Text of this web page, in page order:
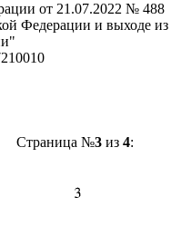
от 21.07.2022 № 488
Федерации и выходе из
Страница №3из 4: